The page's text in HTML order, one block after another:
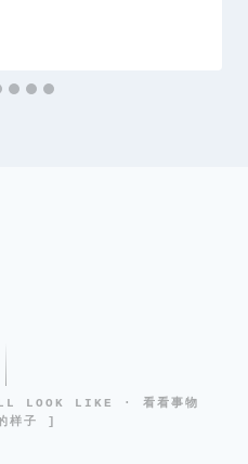
LOOK LIKE · 看看事物
样子 ]